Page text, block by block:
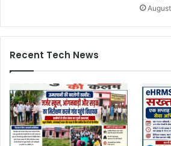
Recent Tech News